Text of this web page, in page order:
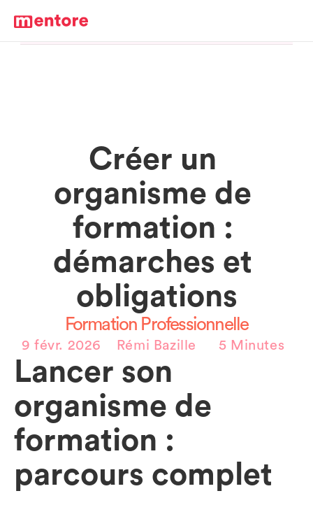
Créer un
organisme de
formation :
démarches et
obligations
Formation Professionnelle
9 févr. 2026 Rémi Bazille 5 Minutes
Lancer son
organisme de
formation :
parcours complet